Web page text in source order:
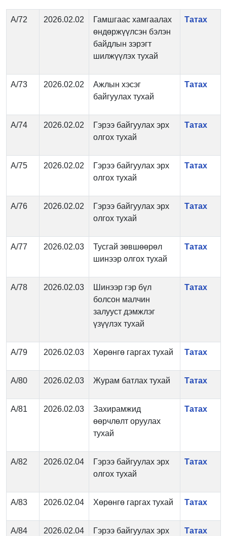
А/72 2026.02.02
Гамшгаас хамгаалах
өндөржүүлсэн бэлэн
байдлын зэрэгт
шилжүүлэх тухай
Татах
А/73 2026.02.02
Ажлын хэсэг
байгуулах тухай
Татах
А/74 2026.02.02
Гэрээ байгуулах эрх
олгох тухай
Татах
А/75 2026.02.02
Гэрээ байгуулах эрх
олгох тухай
Татах
А/76 2026.02.02
Гэрээ байгуулах эрх
олгох тухай
Татах
А/77 2026.02.03
Тусгай зөвшөөрөл
шинээр олгох тухай
Татах
А/78 2026.02.03
Шинээр гэр бүл
болсон малчин
залууст дэмжлэг
үзүүлэх тухай
Татах
А/79 2026.02.03 Хөрөнгө гаргах тухай Татах
А/80 2026.02.03 Журам батлах тухай Татах
А/81 2026.02.03
Захирамжид
өөрчлөлт оруулах
тухай
Татах
А/82 2026.02.04
Гэрээ байгуулах эрх
олгох тухай
Татах
А/83 2026.02.04 Хөрөнгө гаргах тухай Татах
А/84 2026.02.04
Гэрээ байгуулах эрх
Татах